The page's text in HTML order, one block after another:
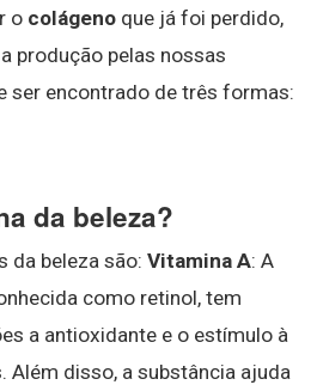
o colágeno que já foi perdido,
produção pelas nossas
ser encontrado de três formas:
da beleza?
da beleza são: Vitamina A: A
como retinol, tem
a antioxidante e o estímulo à
Além disso, a substância ajuda